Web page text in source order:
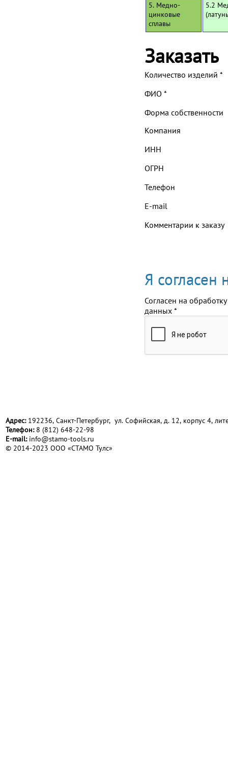
5. Медно-
цинковые
сплавы
5.2
Заказать
Количество изделий *
ФИО *
Форма собственности
Компания
ИНН
ОГРН
Телефон
E-mail
Комментарии к заказу
Я согласен
Согласен на обработку
данных *
Адрес:192236, Санкт-Петербург, ул. Софийская, д. 12, корпус 4,
Телефон:8 (812) 648-22-98
Е-mail: info@stamo-tools.ru
© 2014-2023 ООО «СТАМО Тулс»